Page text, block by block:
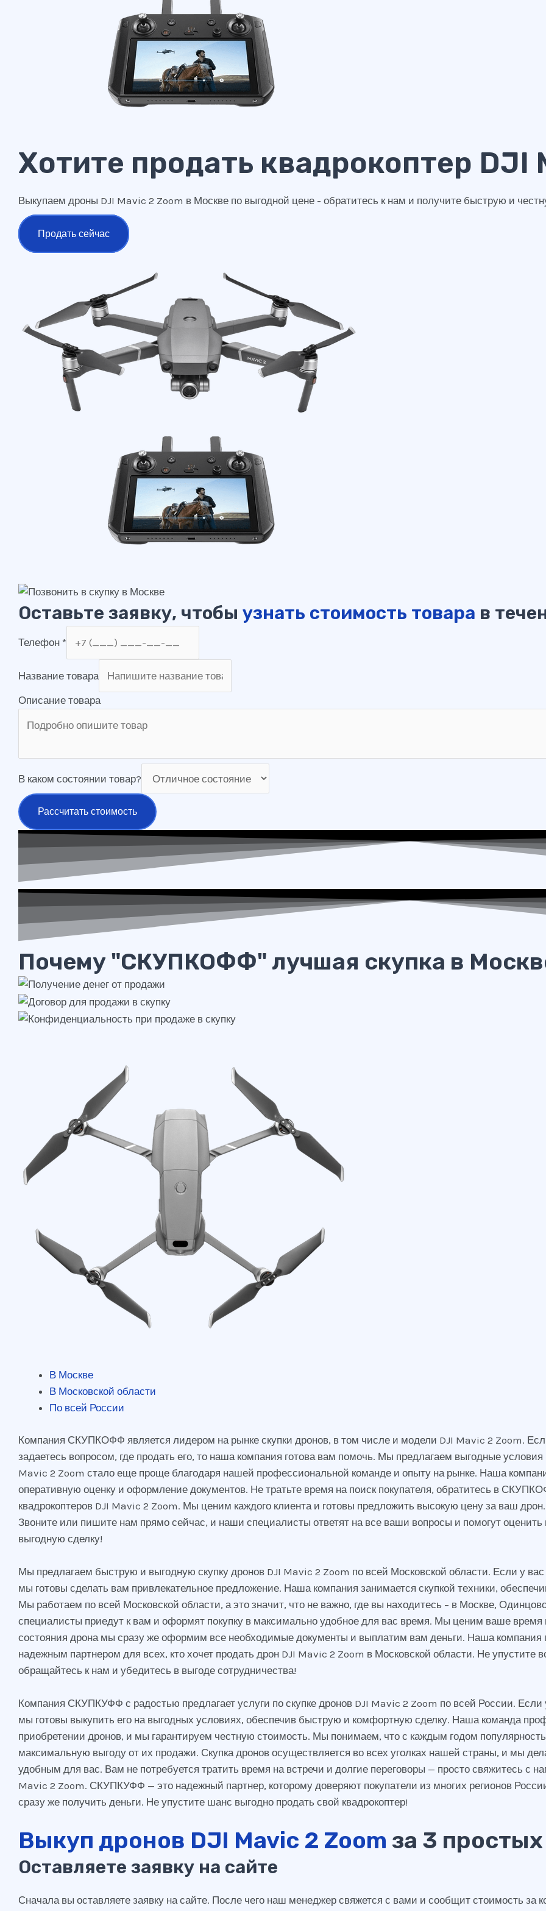
Хотите продать квадрокоптер DJI
Выкупаем дроны DJI Mavic 2 Zoom в Москве по выгодной цене - обратитесь к нам и получите быструю и
Продать сейчас
Оставьте заявку, чтобы узнать стоимость товара в
Телефон *
Название товара
Описание товара
В каком состоянии товар?
Рассчитать стоимость
Почему "СКУПКОФФ" лучшая скупка в
В Москве
В Московской области
По всей России
Компания СКУПКОФФ является лидером на рынке скупки дронов, в том числе и модели DJI Mavic 2 Zoom.
задаетесь вопросом, где продать его, то наша компания готова вам помочь. Мы предлагаем выгодные
Mavic 2 Zoom стало еще проще благодаря нашей профессиональной команде и опыту на рынке. Наша
оперативную оценку и оформление документов. Не тратьте время на поиск покупателя, обратитесь в
квадрокоптеров DJI Mavic 2 Zoom. Мы ценим каждого клиента и готовы предложить высокую цену за ваш
Звоните или пишите нам прямо сейчас, и наши специалисты ответят на все ваши вопросы и помогут
выгодную сделку!
Мы предлагаем быструю и выгодную скупку дронов DJI Mavic 2 Zoom по всей Московской области. Если у
мы готовы сделать вам привлекательное предложение. Наша компания занимается скупкой техники,
Мы работаем по всей Московской области, а это значит, что не важно, где вы находитесь – в Москве,
специалисты приедут к вам и оформят покупку в максимально удобное для вас время. Мы ценим ваше время
состояния дрона мы сразу же оформим все необходимые документы и выплатим вам деньги. Наша компания
надежным партнером для всех, кто хочет продать дрон DJI Mavic 2 Zoom в Московской области. Не упустите
обращайтесь к нам и убедитесь в выгоде сотрудничества!
Компания СКУПКУФФ с радостью предлагает услуги по скупке дронов DJI Mavic 2 Zoom по всей России. Если
мы готовы выкупить его на выгодных условиях, обеспечив быструю и комфортную сделку. Наша команда
приобретении дронов, и мы гарантируем честную стоимость. Мы понимаем, что с каждым годом
максимальную выгоду от их продажи. Скупка дронов осуществляется во всех уголках нашей страны, и мы
удобным для вас. Вам не потребуется тратить время на встречи и долгие переговоры — просто свяжитесь
Mavic 2 Zoom. СКУПКУФФ — это надежный партнер, которому доверяют покупатели из многих регионов
сразу же получить деньги. Не упустите шанс выгодно продать свой квадрокоптер!
Выкуп дронов DJI Mavic 2 Zoom за 3
Оставляете заявку на сайте
Сначала вы оставляете заявку на сайте. После чего наш менеджер свяжется с вами и сообщит стоимость за